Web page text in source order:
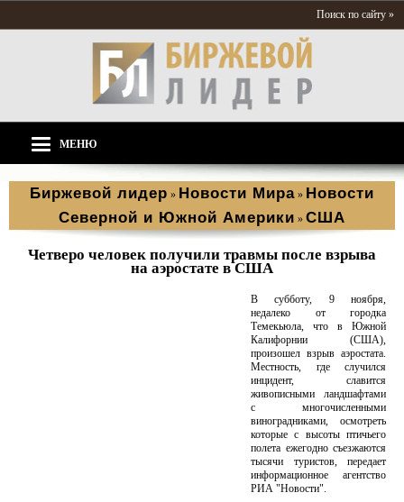
Поиск по сайту »
МЕНЮ
Биржевой лидер » Новости Мира » Новости
Северной и Южной Америки » США
Четверо человек получили травмы после взрыва
на аэростате в США
В субботу, 9 ноября,
недалеко от городка
Темекьюла, что в Южной
Калифорнии (США),
произошел взрыв аэростата.
Местность, где случился
инцидент, славится
живописными ландшафтами
с многочисленными
виноградниками, осмотреть
которые с высоты птичьего
полета ежегодно съезжаются
тысячи туристов, передает
информационное агентство
РИА "Новости".